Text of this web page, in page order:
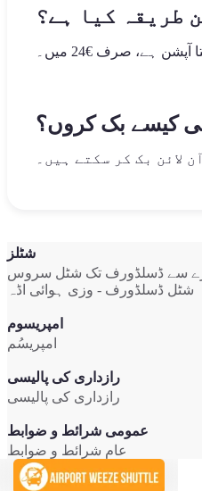
طریقہ کیا ہے؟
ہے، صرف €24 میں۔
کیسے بک کروں؟
لائن بک کر سکتے ہیں۔
شٹلز
سے ڈسلڈورف تک شٹل سروس
شٹل ڈسلڈورف - وزی ہوائی اڈہ
امپریسوم
امپریسُم
رازداری کی پالیسی
رازداری کی پالیسی
عمومی شرائط و ضوابط
عام شرائط و ضوابط